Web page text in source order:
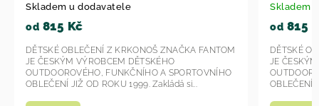
Skladem
od815 Kč
DĚTSKÉ OBLEČENÍ Z KRKONOŠ ZNAČKA FANTOM
JE ČESKÝM VÝROBCEM DĚTSKÉHO
OUTDOOROVÉHO, FUNKČNÍHO A SPORTOVNÍHO
OBLEČENÍ JIŽ OD ROKU 1999. Zakládá...
Skladem
od915
DĚTSKÉ
JE